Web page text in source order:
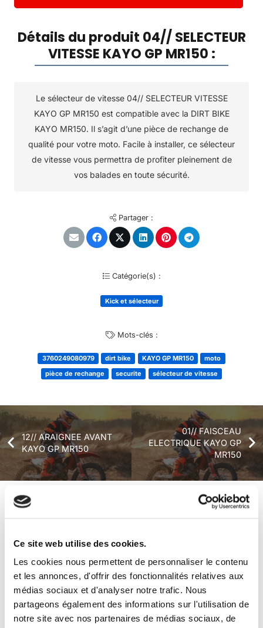
Ce site web utilise des cookies.
Les cookies nous permettent de personnaliser le contenu
et les annonces, d'offrir des fonctionnalités relatives aux
médias sociaux et d'analyser notre trafic. Nous
partageons également des informations sur l'utilisation de
notre site avec nos partenaires de médias sociaux, de
Détails du produit 04// SELECTEUR
VITESSE KAYO GP MR150 :
Le sélecteur de vitesse 04// SELECTEUR VITESSE
KAYO GP MR150 est compatible avec la DIRT BIKE
KAYO MR150. Il s’agit d’une pièce de rechange de
qualité pour votre moto. Facile à installer, ce sélecteur
de vitesse vous permettra de profiter pleinement de
vos balades en toute sécurité.
Partager :
Catégorie(s) :
Kick et sélecteur
Mots-clés :
3760249080979 dirt bike KAYO GP MR150
moto
pièce de rechange
securite sélecteur de vitesse
12// ARAIGNEE AVANT
KAYO GP MR150
01// FAISCEAU
ELECTRIQUE KAYO GP
MR150
Véhicules complets